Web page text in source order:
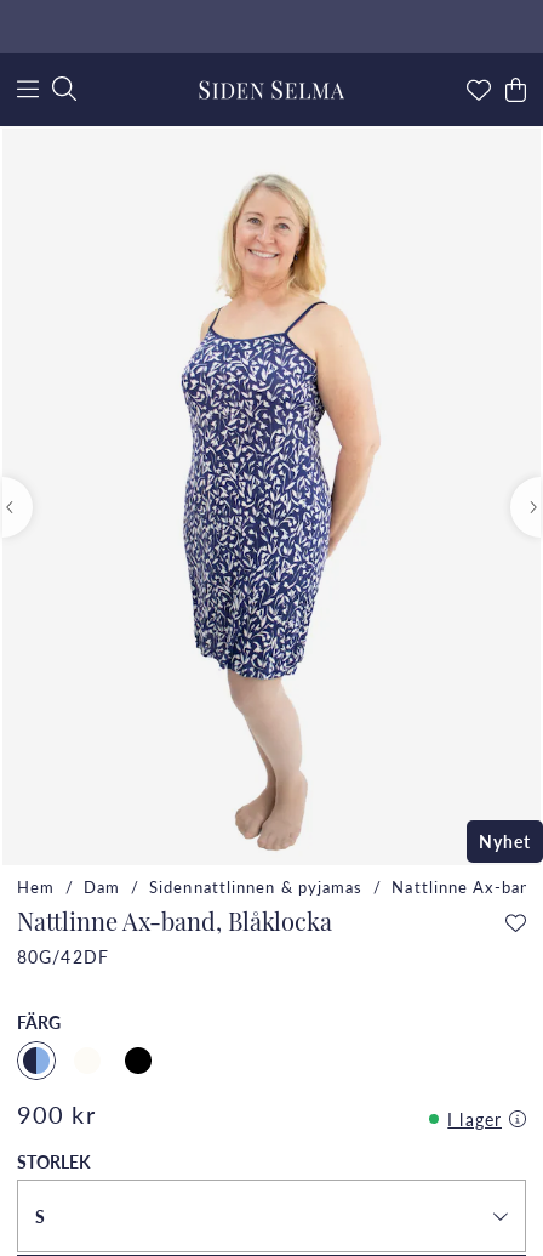
Nyhet
Hem Dam Sidennattlinnen & pyjamas Nattlinne Ax-
Nattlinne Ax-band, Blåklocka
80G/42DF
FÄRG
900 kr
I lager
STORLEK
S